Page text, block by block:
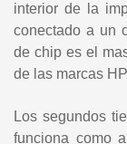
interior de la
conectado a un
de chip es el
de las marcas
Los segundos
funciona como